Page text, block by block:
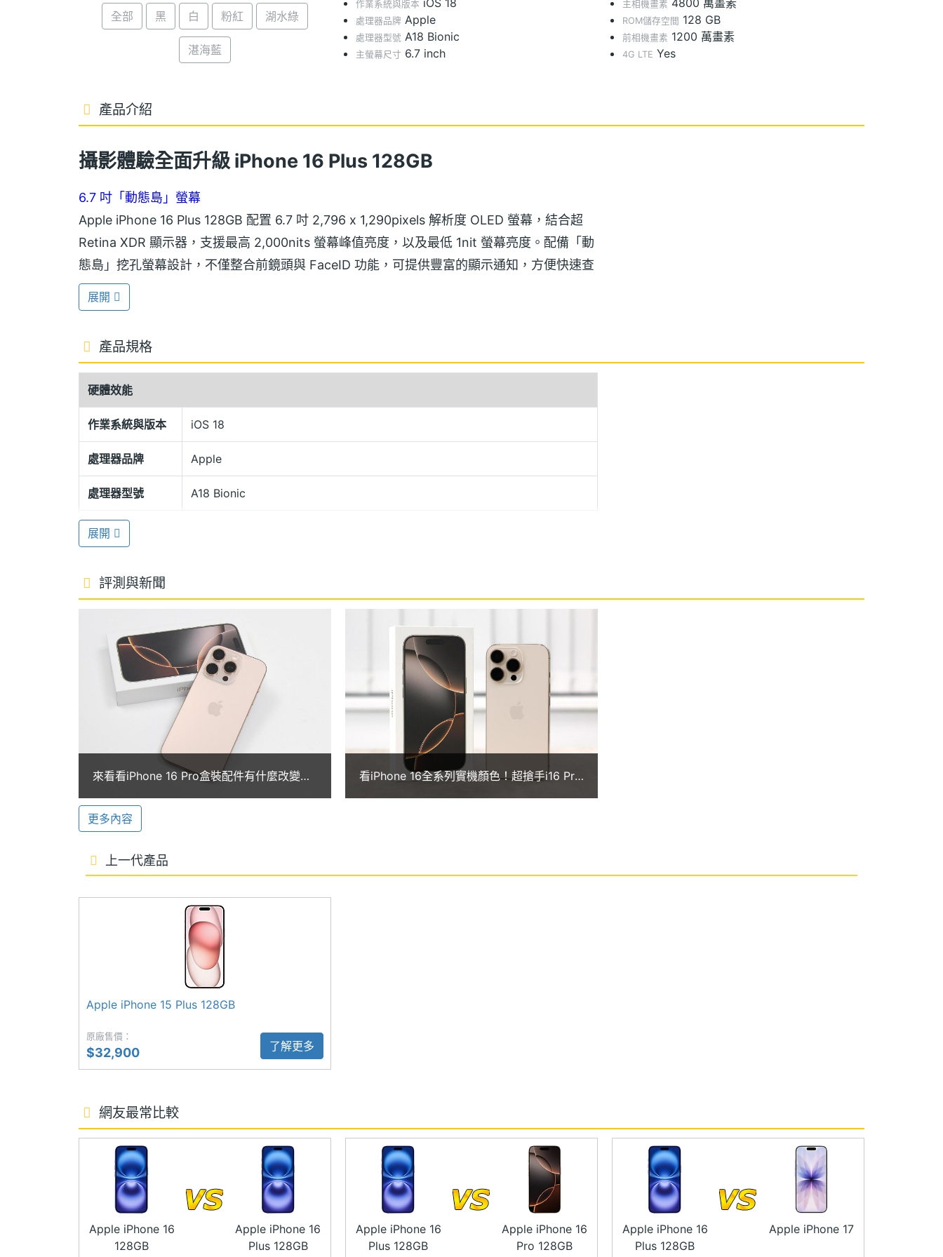
全部 黑 白 粉紅 湖水綠
湛海藍
作業系統與版本 iOS 18
處理器品牌 Apple
處理器型號 A18 Bionic
主螢幕尺寸 6.7 inch
主相機畫素 4800 萬畫素
ROM儲存空間 128 GB
前相機畫素 1200 萬畫素
4G LTE Yes
產品介紹
攝影體驗全面升級 iPhone 16 Plus 128GB
6.7 吋「動態島」螢幕
Apple iPhone 16 Plus 128GB 配置 6.7 吋 2,796 x 1,290pixels 解析度 OLED 螢幕，結合超
Retina XDR 顯示器，支援最高 2,000nits 螢幕峰值亮度，以及最低 1nit 螢幕亮度。配備「動
態島」挖孔螢幕設計，不僅整合前鏡頭與 FaceID 功能，可提供豐富的顯示通知，方便快速查
看手機的即時動態。
Apple iPhone 16 Plus 128GB 採用航太等級鋁金屬機身設計，正面維持超瓷晶盾面板配置，
達到 IEC 60529 標準的 IP68 防塵防水等級，可在最深達 6 公尺水中待最長 30 分鐘的時間。
這次除了加入動作按鈕外，也與 iPhone 16 Pro 系列同步導入最新的相機控制鍵，可以快速取
用相機工具，方便調整曝光與景深功能。
A18 仿生晶片
Apple iPhone 16 Plus 128GB 搭載 A18 仿生晶片，具備 16 核心神經網路引擎，擁有 6 核心
CPU (2 個效能核心與 4 個節能核心) 及 5 核心 GPU，相較 iPhone 15 的 CPU 最高可提升
30% 速度、GPU 最高提升 40% 速度。支援 25W MagSafe 無線充電、7.5W Qi 無線充電，
Apple Intelligence
Apple iPhone 16 Plus 128GB 將支援 Apple Intelligence 生成式 AI 應用，除了可以幫助撰寫
優化文句、錄音轉換逐字稿、生成圖像、清除相片背景物件等，同時也能搭配 Siri 實現更聰明
智慧的助理應用。Apple Intelligence 最初僅適用於美式英文，後續會陸續更新支援的語言，
部分語言包括中文在內，則是最快預計 2025 年推出。
4,800 萬畫素主鏡頭
Apple iPhone 16 Plus 128GB 後置 4,800 萬畫素主鏡頭 + 1,200 萬畫素超廣角鏡頭，主鏡頭
可提供 2 倍光學品質望遠功能，而超廣角鏡頭不僅具備自動對焦也支援微距攝影，且由於光
圈和畫素雙雙加大，帶來最高可達 2.6 倍的進光量，搭配空間拍攝功能甚至可以簡單紀錄 3D
照片與影片，並在 Apple Vision Pro 上盡情欣賞。
Apple iPhone 16 Plus 128GB 功能特色
◎ 5G 單卡上網（可搭配 eSIM 啟用 5G + 5G 雙卡雙待）
◎ 128GB ROM
◎ 前置 1,200 萬畫素原深感測相機
◎ Wi-Fi 7、藍牙 5.3、VoLTE、第 2 代超寬頻晶片、NFC 讀取模式
◎ IP68 防水防塵（IEC 60529 標準，最深 6 公尺水中待 30 分鐘）
◎ 動作按鈕：靜音模式、相機、手電筒、捷徑等
◎ 相機控制：曝光、景深、縮放、相機、風格、色調
◎ Face ID 臉部辨識
◎ 支援有線快速充電、25W MagSafe 無線充電、7.5W Qi 無線充電、15W Qi2 無線充電
展開
產品規格
硬體效能
作業系統與版本 iOS 18
處理器品牌 Apple
處理器型號 A18 Bionic
ROM儲存空間
主螢幕尺寸 6.7 inch
主螢幕解析度 2796x1290 pixels
主螢幕像素密度 460 ppi
主螢幕最大亮度
主螢幕耐用性 超瓷晶盾
主螢幕更新率 60 Hz
4800 萬畫素
CMOS
主相機光圈F 1.6
主相機等效焦距
主相機自動對焦 Yes
主相機光學防手
主相機UHD 4K
錄影
展開
評測與新聞
來看看iPhone 16 Pro盒裝配件有什麼改變？
看iPhone 16全系列實機顏色！超搶手i16 Pro
更多內容
上一代產品
Apple iPhone 15 Plus 128GB
原廠售價：
$32,900 了解更多
網友最常比較
Apple iPhone 16
128GB
Apple iPhone 16
Plus 128GB
Apple iPhone 16
Plus 128GB
Apple iPhone 16
Pro 128GB
Apple iPhone 16
Plus 128GB
Apple iPhone 17